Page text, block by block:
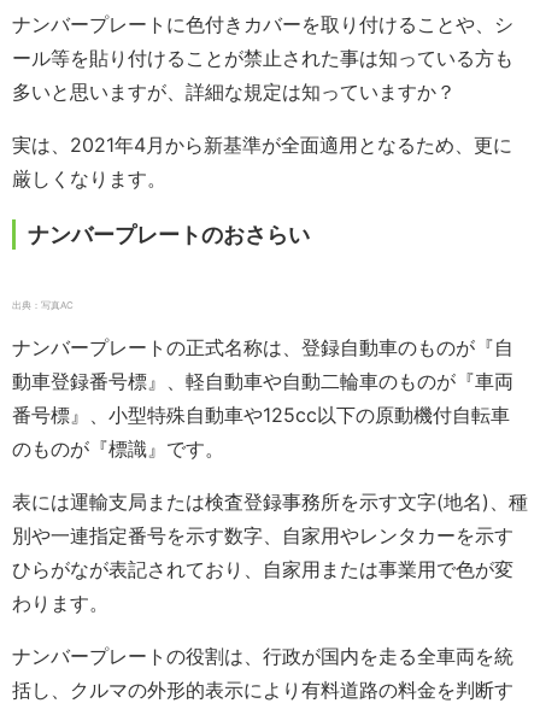
ナンバープレートに色付きカバーを取り付けることや、シ
ール等を貼り付けることが禁止された事は知っている方も
多いと思いますが、詳細な規定は知っていますか？
実は、2021年4月から新基準が全面適用となるため、更に
厳しくなります。
ナンバープレートのおさらい
出典：写真AC
ナンバープレートの正式名称は、登録自動車のものが『自
動車登録番号標』、軽自動車や自動二輪車のものが『車両
番号標』、小型特殊自動車や125cc以下の原動機付自転車
のものが『標識』です。
表には運輸支局または検査登録事務所を示す文字(地名)、種
別や一連指定番号を示す数字、自家用やレンタカーを示す
ひらがなが表記されており、自家用または事業用で色が変
わります。
ナンバープレートの役割は、行政が国内を走る全車両を統
括し、クルマの外形的表示により有料道路の料金を判断す